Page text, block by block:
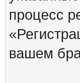
процесс
вашем